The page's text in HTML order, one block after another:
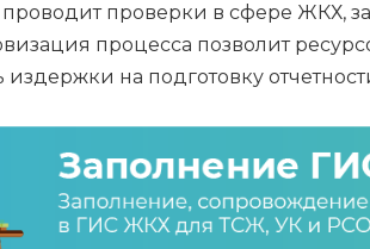
проверки в сфере ЖКХ,
процесса позволит
на подготовку